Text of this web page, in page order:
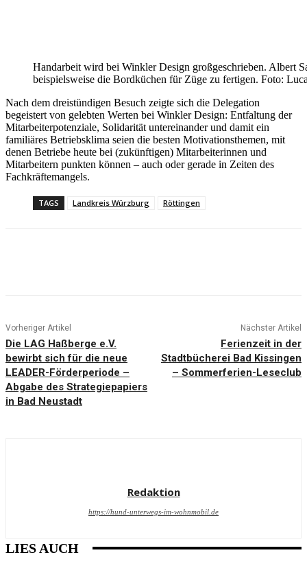
Handarbeit wird bei Winkler Design großgeschrieben. Albert
beispielsweise die Bordküchen für Züge zu fertigen. Foto:
Nach dem dreistündigen Besuch zeigte sich die Delegation
begeistert von gelebten Werten bei Winkler Design: Entfaltung der
Mitarbeiterpotenziale, Solidarität untereinander und damit ein
familiäres Betriebsklima seien die besten Motivationsthemen, mit
denen Betriebe heute bei (zukünftigen) Mitarbeiterinnen und
Mitarbeitern punkten können – auch oder gerade in Zeiten des
Fachkräftemangels.
TAGS Landkreis Würzburg Röttingen
Vorheriger Artikel
Die LAG Haßberge e.V.
bewirbt sich für die neue
LEADER-Förderperiode –
Abgabe des Strategiepapiers
in Bad Neustadt
Nächster Artikel
Ferienzeit in der
Stadtbücherei Bad Kissingen
– Sommerferien-Leseclub
Redaktion
https://hund-unterwegs-im-wohnmobil.de
LIES AUCH